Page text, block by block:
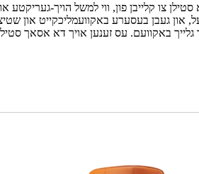
סטילן צו קלייבן פון, ווי למשל הויך-
און געבן בעסערע באקוועמליכקייט און